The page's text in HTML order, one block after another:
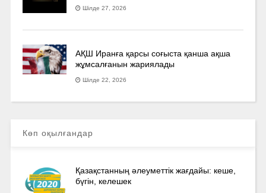
Шілде 27, 2026
АҚШ Иранға қарсы соғыста қанша ақша
жұмсалғанын жариялады
Шілде 22, 2026
Көп оқылғандар
Қазақстанның әлеуметтік жағдайы: кеше,
бүгін, келешек